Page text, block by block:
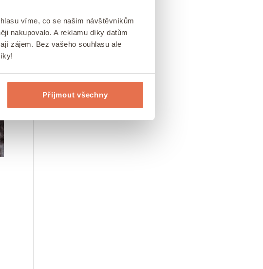
víme, co se našim návštěvníkům
nakupovalo. A reklamu díky datům
zájem. Bez vašeho souhlasu ale
Přijmout všechny